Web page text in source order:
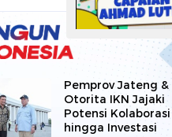
Pemprov Jateng &
Otorita IKN Jajaki
Potensi Kolaborasi
hingga Investasi